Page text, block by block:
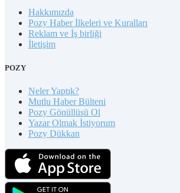
Hakkımızda
Pozy Haber İlkeleri ve Kuralları
Reklam ve İş birliği
İletişim
POZY
Neler Yaptık?
Mutlu Haber Bülteni
Pozy Gönüllüsü Ol
Yazar Olmak İstiyorum
Pozy Dükkan